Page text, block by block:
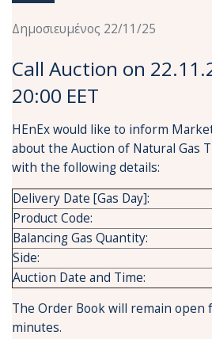
Δημοσιευμένος 22/11/25
Call Auction on
20:00 EET
HEnEx would like to inform
about the Auction of Natural Gas
with the following details:
Delivery Date [Gas Day]:
Product Code:
Balancing Gas Quantity:
Side:
Auction Date and Time:
The Order Book will remain open
minutes.